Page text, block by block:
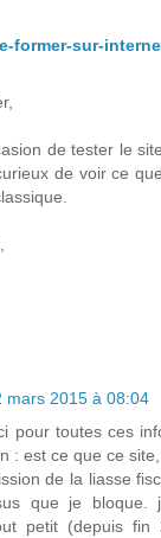
former-sur-
de tester le
de voir ce
mars 2015 à 08:04
pour toutes ces
: est ce que ce
de la liasse
que je
petit (depuis